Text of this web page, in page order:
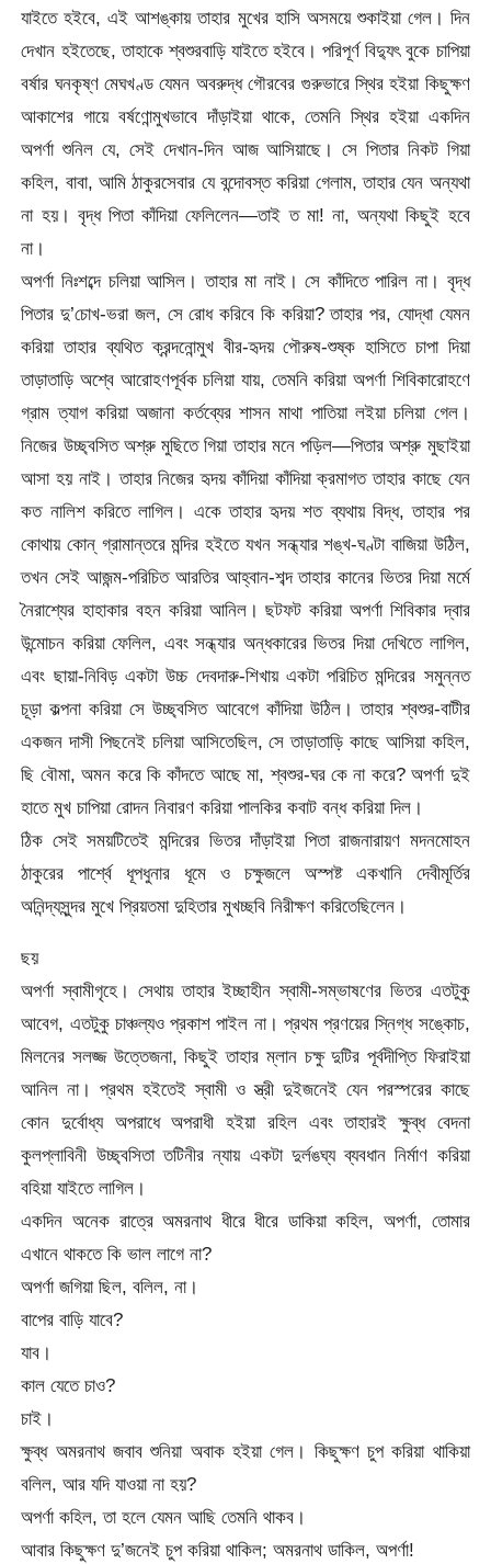
যাইতে হইবে, এই আশঙ্কায় তাহার মুখের হাসি অসময়ে শুকাইয়া গেল। দিন
দেখান হইতেছে, তাহাকে শ্বশুরবাড়ি যাইতে হইবে। পরিপূর্ণ বিদ্যুৎ বুকে চাপিয়া
বর্ষার ঘনকৃষ্ণ মেঘখণ্ড যেমন অবরুদ্ধ গৌরবের গুরুভারে স্থির হইয়া কিছুক্ষণ
আকাশের গায়ে বর্ষণোন্মুখভাবে দাঁড়াইয়া থাকে, তেমনি স্থির হইয়া একদিন
অপর্ণা শুনিল যে, সেই দেখান-দিন আজ আসিয়াছে। সে পিতার নিকট গিয়া
কহিল, বাবা, আমি ঠাকুরসেবার যে বন্দোবস্ত করিয়া গেলাম, তাহার যেন অন্যথা
না হয়। বৃদ্ধ পিতা কাঁদিয়া ফেলিলেন—তাই ত মা! না, অন্যথা কিছুই হবে
না।
অপর্ণা নিঃশব্দে চলিয়া আসিল। তাহার মা নাই। সে কাঁদিতে পারিল না। বৃদ্ধ
পিতার দু’চোখ-ভরা জল, সে রোধ করিবে কি করিয়া? তাহার পর, যোদ্ধা যেমন
করিয়া তাহার ব্যথিত ক্রন্দনোন্মুখ বীর-হৃদয় পৌরুষ-শুষ্ক হাসিতে চাপা দিয়া
তাড়াতাড়ি অশ্বে আরোহণপূর্বক চলিয়া যায়, তেমনি করিয়া অপর্ণা শিবিকারোহণে
গ্রাম ত্যাগ করিয়া অজানা কর্তব্যের শাসন মাথা পাতিয়া লইয়া চলিয়া গেল।
নিজের উচ্ছ্বসিত অশ্রু মুছিতে গিয়া তাহার মনে পড়িল—পিতার অশ্রু মুছাইয়া
আসা হয় নাই। তাহার নিজের হৃদয় কাঁদিয়া কাঁদিয়া ক্রমাগত তাহার কাছে যেন
কত নালিশ করিতে লাগিল। একে তাহার হৃদয় শত ব্যথায় বিদ্ধ, তাহার পর
কোথায় কোন্‌ গ্রামান্তরে মন্দির হইতে যখন সন্ধ্যার শঙ্খ-ঘণ্টা বাজিয়া উঠিল,
তখন সেই আজন্ম-পরিচিত আরতির আহ্বান-শব্দ তাহার কানের ভিতর দিয়া মর্মে
নৈরাশ্যের হাহাকার বহন করিয়া আনিল। ছটফট করিয়া অপর্ণা শিবিকার দ্বার
উন্মোচন করিয়া ফেলিল, এবং সন্ধ্যার অন্ধকারের ভিতর দিয়া দেখিতে লাগিল,
এবং ছায়া-নিবিড় একটা উচ্চ দেবদারু-শিখায় একটা পরিচিত মন্দিরের সমুন্নত
চূড়া কল্পনা করিয়া সে উচ্ছ্বসিত আবেগে কাঁদিয়া উঠিল। তাহার শ্বশুর-বাটীর
একজন দাসী পিছনেই চলিয়া আসিতেছিল, সে তাড়াতাড়ি কাছে আসিয়া কহিল,
ছি বৌমা, অমন করে কি কাঁদতে আছে মা, শ্বশুর-ঘর কে না করে? অপর্ণা দুই
হাতে মুখ চাপিয়া রোদন নিবারণ করিয়া পালকির কবাট বন্ধ করিয়া দিল।
ঠিক সেই সময়টিতেই মন্দিরের ভিতর দাঁড়াইয়া পিতা রাজনারায়ণ মদনমোহন
ঠাকুরের পার্শ্বে ধূপধুনার ধূমে ও চক্ষুজলে অস্পষ্ট একখানি দেবীমূর্তির
অনিন্দ্যসুন্দর মুখে প্রিয়তমা দুহিতার মুখচ্ছবি নিরীক্ষণ করিতেছিলেন।
ছয়
অপর্ণা স্বামীগৃহে। সেথায় তাহার ইচ্ছাহীন স্বামী-সম্ভাষণের ভিতর এতটুকু
আবেগ, এতটুকু চাঞ্চল্যও প্রকাশ পাইল না। প্রথম প্রণয়ের স্নিগ্ধ সঙ্কোচ,
মিলনের সলজ্জ উত্তেজনা, কিছুই তাহার ম্লান চক্ষু দুটির পূর্বদীপ্তি ফিরাইয়া
আনিল না। প্রথম হইতেই স্বামী ও স্ত্রী দুইজনেই যেন পরস্পরের কাছে
কোন দুর্বোধ্য অপরাধে অপরাধী হইয়া রহিল এবং তাহারই ক্ষুব্ধ বেদনা
কুলপ্লাবিনী উচ্ছ্বসিতা তটিনীর ন্যায় একটা দুর্লঙঘ্য ব্যবধান নির্মাণ করিয়া
বহিয়া যাইতে লাগিল।
একদিন অনেক রাত্রে অমরনাথ ধীরে ধীরে ডাকিয়া কহিল, অপর্ণা, তোমার
এখানে থাকতে কি ভাল লাগে না?
অপর্ণা জগিয়া ছিল, বলিল, না।
বাপের বাড়ি যাবে?
যাব।
কাল যেতে চাও?
চাই।
ক্ষুব্ধ অমরনাথ জবাব শুনিয়া অবাক হইয়া গেল। কিছুক্ষণ চুপ করিয়া থাকিয়া
বলিল, আর যদি যাওয়া না হয়?
অপর্ণা কহিল, তা হলে যেমন আছি তেমনি থাকব।
আবার কিছুক্ষণ দু’জনেই চুপ করিয়া থাকিল; অমরনাথ ডাকিল, অপর্ণা!